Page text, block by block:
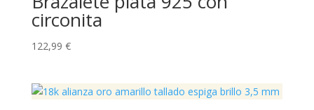
circonita
122,99 €